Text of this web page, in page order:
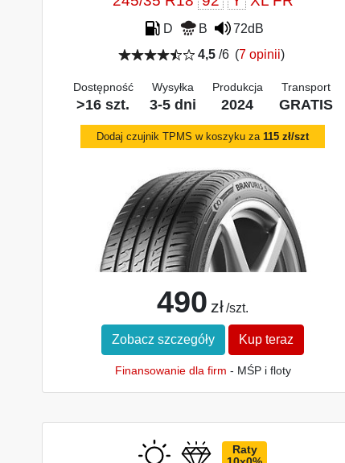
D B
72dB
4,5 /6 (7 opinii)
Dostępność
>16 szt.
Wysyłka
3-5 dni
Produkcja
2024
Transport
GRATIS
Dodaj czujnik TPMS w koszyku za 115 zł/szt
490 zł /szt.
Zobacz szczegóły Kup teraz
Finansowanie dla firm - MŚP i floty
Raty